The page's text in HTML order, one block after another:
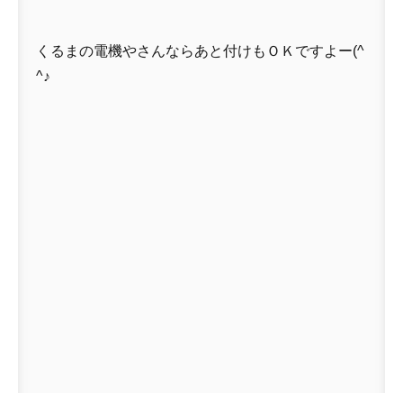
くるまの電機やさんならあと付けもＯＫですよー(^
^♪